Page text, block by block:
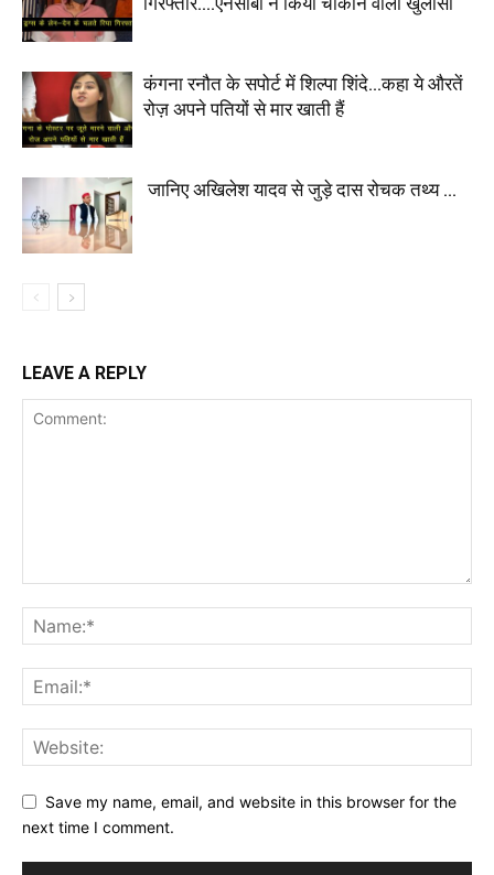
कंगना रनौत के सपोर्ट में शिल्पा शिंदे…कहा ये औरतें
रोज़ अपने पतियों से मार खाती हैं
जानिए अखिलेश यादव से जुड़े दास रोचक तथ्य …
LEAVE A REPLY
Save my name, email, and website in this browser for the
next time I comment.